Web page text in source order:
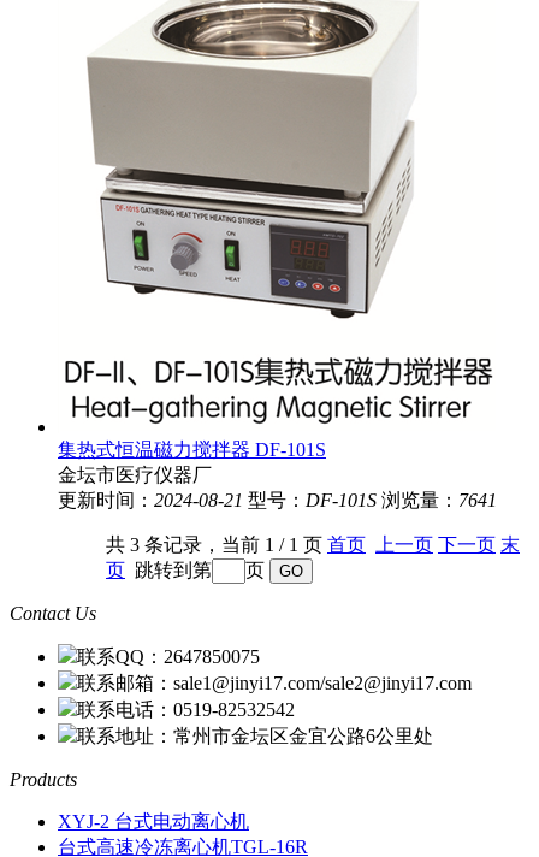
集热式恒温磁力搅拌器 DF-101S
金坛市医疗仪器厂
更新时间： 2024-08-21 型号： DF-101S 浏览量： 7641
共 3 条记录，当前 1 / 1 页 首页 上一页 下一页 末
页 跳转到第 页
Contact Us
联系QQ：2647850075
联系邮箱：sale1@jinyi17.com/sale2@jinyi17.com
联系电话：0519-82532542
联系地址：常州市金坛区金宜公路6公里处
Products
XYJ-2 台式电动离心机
台式高速冷冻离心机TGL-16R